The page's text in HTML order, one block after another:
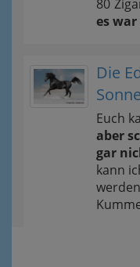
80
es
Die
Sonne
Euch
aber
gar
kann